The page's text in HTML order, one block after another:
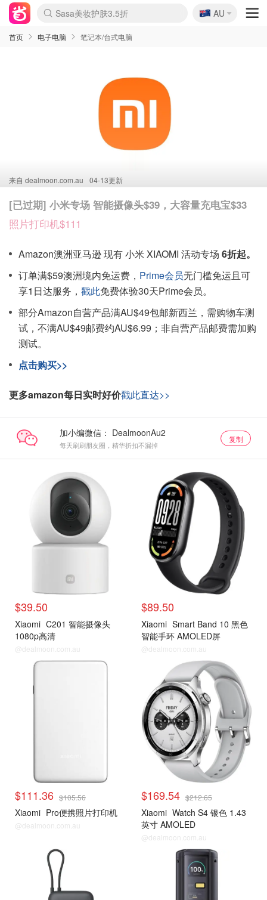
lululemon折扣上新
Sasa美妆护肤3.5折
SSENSE年中2.5折
FreshBeauty好价汇总
Cettire降价+叠9折
WWS Coles超市实拍
viagogo二手票捡漏
Myer超级周末
The Outnet奢牌1折起
David Jones 3折起
Flannels大牌1折
Perfumes Club护肤1折
AMIRO面罩$251
Amazon折扣汇总
eToro入金$200送$50
Amazon数码好物
ICONIC本周7.5折
ThedoubleF高奢地板价
Moose Knuckles 6折
丝芙兰5折起
EUFY摄像头$98
Selenichast首饰2折
Trip机票酒店促销
YSL送5件彩妆礼
Amazon家居好物
Amazon美妆护肤
雅漾大喷$8
过敏原检测盒$33
伊索独家赠50ml沐浴露
科颜氏高保湿面霜$29
SEALIFE海洋馆门票6折
丝塔芙大白罐$16
订阅Newsletter送香薰
Cult Beauty 6.8折
Harrods圣诞日历$525
LN-CC奢牌私促3折
d'Alba空姐喷雾$16
EVE LOM套装£56
Bernardelli独家4折
Adore Beauty 6折起
CT圣诞日历
Mytheresa奢品2.7折
Luxury Escapes 9折
Currentbody美容仪$881
MOON Garden Live
Roborock扫地机$649
Tingo Life水杯$24
Valentino官网5折
CR洗护套装$23
修丽可4件套$159
Myer彩妆2件7折
GANNI官网4.5折
Stylevana韩妆4折
Tessabit高奢8.5折
OGX洗发水$11
Amazon阿德莱德次日达
卡诗8.5折+赠礼
Philips Hue灯具8折
🇦🇺
AU
首页 电子电脑 笔记本/台式电脑
来自 dealmoon.com.au 04-13更新
[已过期] 小米专场 智能摄像头$39，大容量充电宝$33
照片打印机$111
Amazon澳洲亚马逊 现有 小米 XIAOMI 活动专场 6折起。
订单满$59澳洲境内免运费， Prime会员无门槛免运且可
享1日达服务， 戳此免费体验30天Prime会员。
部分Amazon自营产品满AU$49包邮新西兰，需购物车测
试，不满AU$49邮费约AU$6.99；非自营产品邮费需加购
测试。
点击购买>>
更多amazon每日实时好价戳此直达>>
加小编微信：
每天刷刷朋友圈，精华折扣不漏掉
复制
$39.50
Xiaomi C201 智能摄像头
1080p高清
@dealmoon.com.au
$89.50
Xiaomi Smart Band 10 黑色
智能手环 AMOLED屏
@dealmoon.com.au
$111.36 $105.56
Xiaomi Pro便携照片打印机
@dealmoon.com.au
$169.54 $212.65
Xiaomi Watch S4 银色 1.43
英寸 AMOLED
@dealmoon.com.au